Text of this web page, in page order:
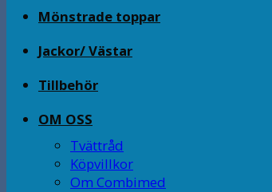
Mönstrade toppar
Jackor/ Västar
Tillbehör
OM OSS
Tvättråd
Köpvillkor
Om Combimed